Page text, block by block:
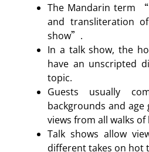
The Mandarin term
and transliteration
show”.
In a talk show, the
have an unscripted
topic.
Guests usually
backgrounds and
views from all walks of
Talk shows allow
different takes on hot